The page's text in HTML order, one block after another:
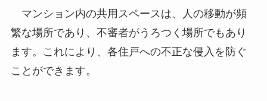
マンション内の共用スペースは、人の移動が頻
繁な場所であり、不審者がうろつく場所でもあり
ます。これにより、各住戸への不正な侵入を防ぐ
ことができます。